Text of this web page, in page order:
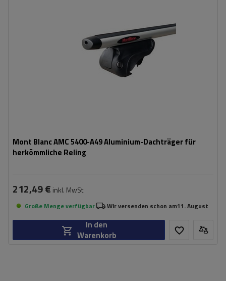
Mont Blanc AMC 5400-A49 Aluminium-Dachträger für
herkömmliche Reling
212,49 € inkl. MwSt
Große Menge verfügbar Wir versenden schon am11. August
In den
Warenkorb